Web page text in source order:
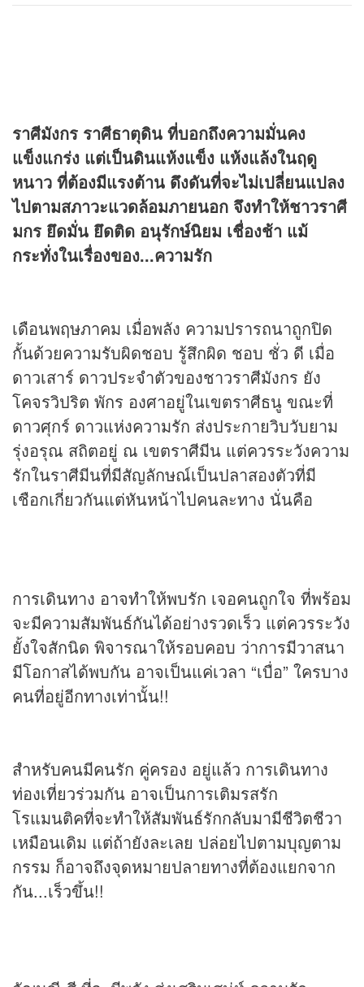
ราศีมังกร ราศีธาตุดิน ที่บอกถึงความมั่นคง
แข็งแกร่ง แต่เป็นดินแห้งแข็ง แห้งแล้งในฤดู
หนาว ที่ต้องมีแรงต้าน ดึงดันที่จะไม่เปลี่ยนแปลง
ไปตามสภาวะแวดล้อมภายนอก จึงทำให้ชาวราศี
มกร ยึดมั่น ยึดติด อนุรักษ์นิยม เชื่องช้า แม้
กระทั่งในเรื่องของ...ความรัก
เดือนพฤษภาคม เมื่อพลัง ความปรารถนาถูกปิด
กั้นด้วยความรับผิดชอบ รู้สึกผิด ชอบ ชั่ว ดี เมื่อ
ดาวเสาร์ ดาวประจำตัวของชาวราศีมังกร ยัง
โคจรวิปริต พักร องศาอยู่ในเขตราศีธนู ขณะที่
ดาวศุกร์ ดาวแห่งความรัก ส่งประกายวิบวับยาม
รุ่งอรุณ สถิตอยู่ ณ เขตราศีมีน แต่ควรระวังความ
รักในราศีมีนที่มีสัญลักษณ์เป็นปลาสองตัวที่มี
เชือกเกี่ยวกันแต่หันหน้าไปคนละทาง นั่นคือ
การเดินทาง อาจทำให้พบรัก เจอคนถูกใจ ที่พร้อม
จะมีความสัมพันธ์กันได้อย่างรวดเร็ว แต่ควรระวัง
ยั้งใจสักนิด พิจารณาให้รอบคอบ ว่าการมีวาสนา
มีโอกาสได้พบกัน อาจเป็นแค่เวลา “เบื่อ” ใครบาง
คนที่อยู่อีกทางเท่านั้น!!
สำหรับคนมีคนรัก คู่ครอง อยู่แล้ว การเดินทาง
ท่องเที่ยวร่วมกัน อาจเป็นการเติมรสรัก
โรแมนติคที่จะทำให้สัมพันธ์รักกลับมามีชีวิตชีวา
เหมือนเดิม แต่ถ้ายังละเลย ปล่อยไปตามบุญตาม
กรรม ก็อาจถึงจุดหมายปลายทางที่ต้องแยกจาก
กัน...เร็วขึ้น!!